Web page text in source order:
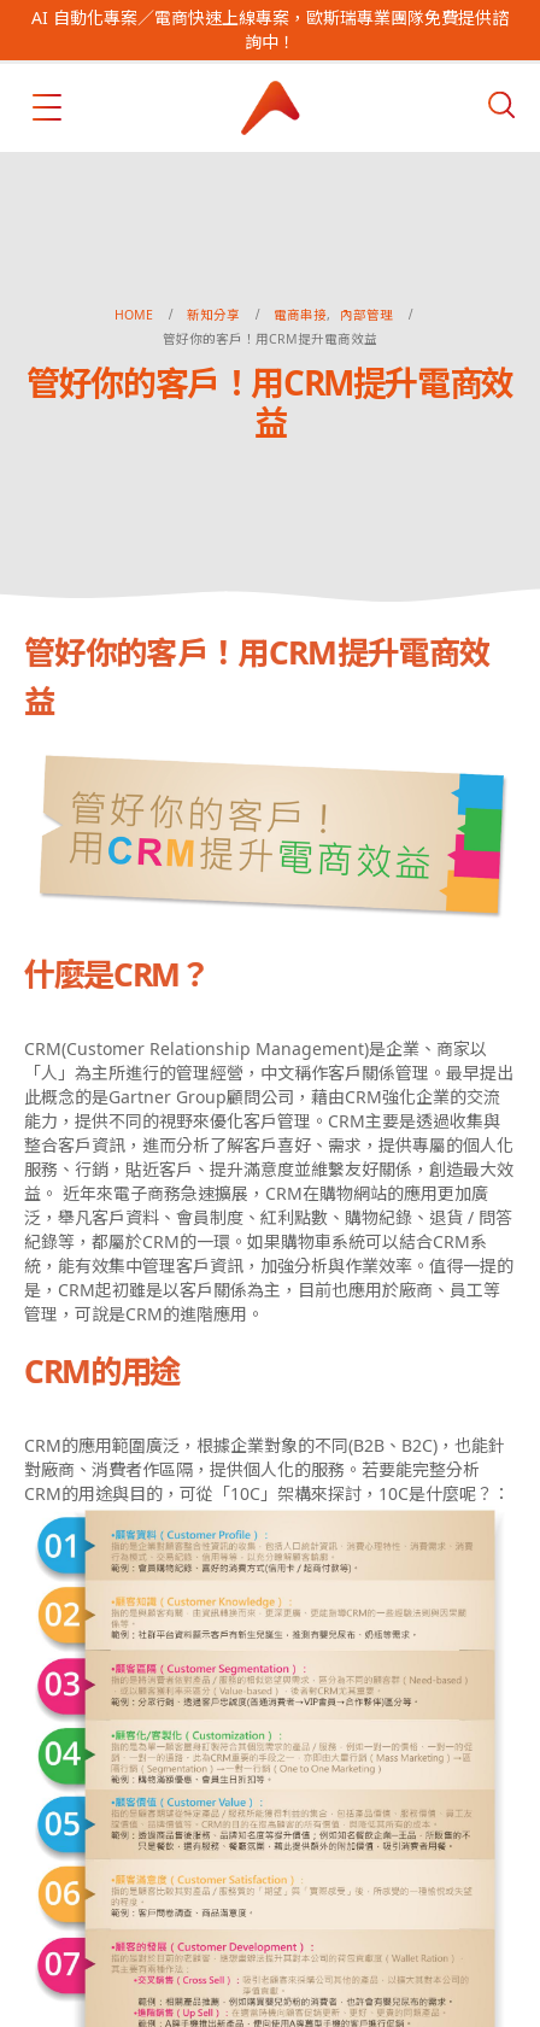
AI 自動化專案／電商快速上線專案，歐斯瑞專業團隊免費提供諮
詢中！
HOME 新知分享 電商串接,
內部管理
管好你的客戶！用CRM提升電商效益
管好你的客戶！用CRM提升電商效
益
管好你的客戶！用CRM提升電商效
益
什麼是CRM？
CRM(Customer Relationship Management)是企業、商家以
「人」為主所進行的管理經營，中文稱作客戶關係管理。最早提出
此概念的是Gartner Group顧問公司，藉由CRM強化企業的交流
能力，提供不同的視野來優化客戶管理。CRM主要是透過收集與
整合客戶資訊，進而分析了解客戶喜好、需求，提供專屬的個人化
服務、行銷，貼近客戶、提升滿意度並維繫友好關係，創造最大效
益。 近年來電子商務急速擴展，CRM在購物網站的應用更加廣
泛，舉凡客戶資料、會員制度、紅利點數、購物紀錄、退貨 / 問答
紀錄等，都屬於CRM的一環。如果購物車系統可以結合CRM系
統，能有效集中管理客戶資訊，加強分析與作業效率。值得一提的
是，CRM起初雖是以客戶關係為主，目前也應用於廠商、員工等
管理，可說是CRM的進階應用。
CRM的用途
CRM的應用範圍廣泛，根據企業對象的不同(B2B、B2C)，也能針
對廠商、消費者作區隔，提供個人化的服務。若要能完整分析
CRM的用途與目的，可從「10C」架構來探討，10C是什麼呢？：